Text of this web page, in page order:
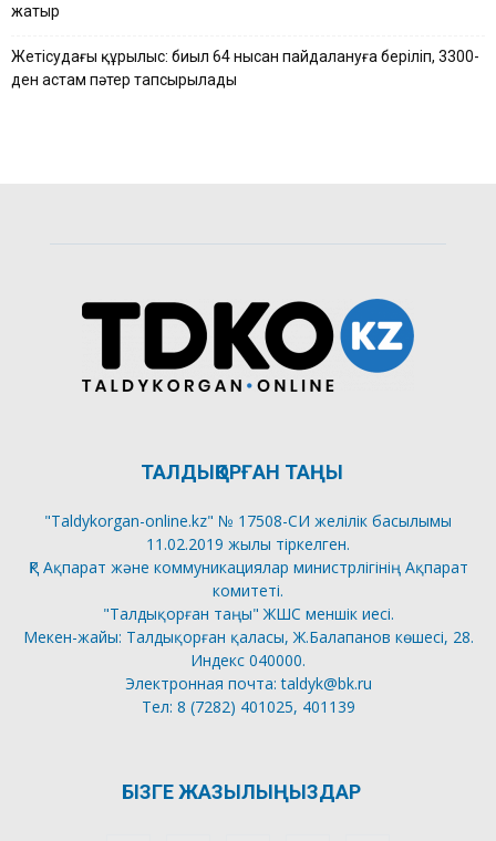
жатыр
Жетісудағы құрылыс: биыл 64 нысан пайдалануға беріліп, 3300-
ден астам пәтер тапсырылады
ТАЛДЫҚОРҒАН ТАҢЫ
"Taldykorgan-online.kz" № 17508-СИ желілік басылымы
11.02.2019 жылы тіркелген.
ҚР Ақпарат және коммуникациялар министрлігінің Ақпарат
комитеті.
"Талдықорған таңы" ЖШС меншік иесі.
Мекен-жайы: Талдықорған қаласы, Ж.Балапанов көшесі, 28.
Индекс 040000.
Электронная почта: taldyk@bk.ru
Тел: 8 (7282) 401025, 401139
БІЗГЕ ЖАЗЫЛЫҢЫЗДАР